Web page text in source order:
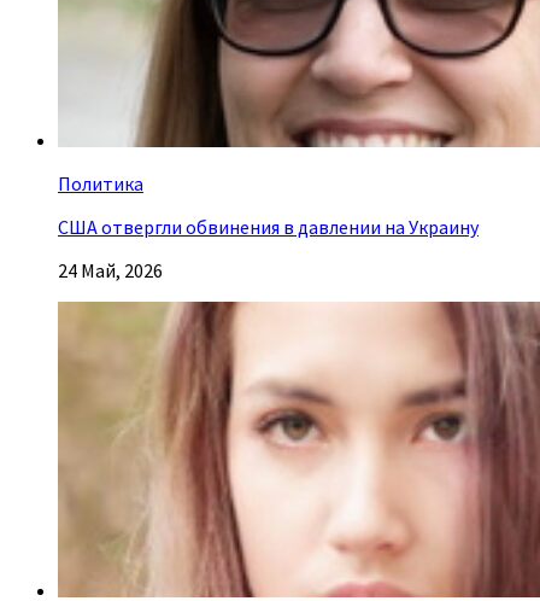
Политика
США отвергли обвинения в давлении на Украину
24 Май, 2026